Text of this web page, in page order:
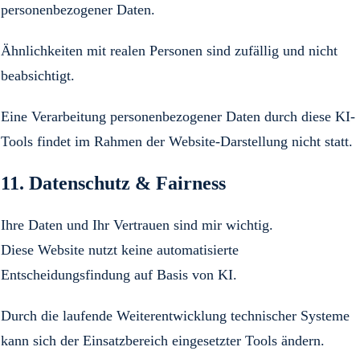
personenbezogener Daten.
Ähnlichkeiten mit realen Personen sind zufällig und nicht
beabsichtigt.
Eine Verarbeitung personenbezogener Daten durch diese KI-
Tools findet im Rahmen der Website-Darstellung nicht statt.
11. Datenschutz & Fairness
Ihre Daten und Ihr Vertrauen sind mir wichtig.
Diese Website nutzt keine automatisierte
Entscheidungsfindung auf Basis von KI.
Durch die laufende Weiterentwicklung technischer Systeme
kann sich der Einsatzbereich eingesetzter Tools ändern.